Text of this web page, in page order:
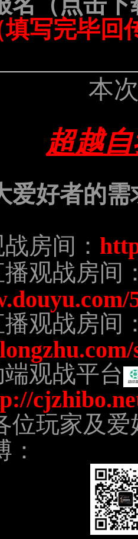
填写完毕回
本
超越
爱好者的
房间：
播观战房间
播观战房间
观战平台
位玩家及